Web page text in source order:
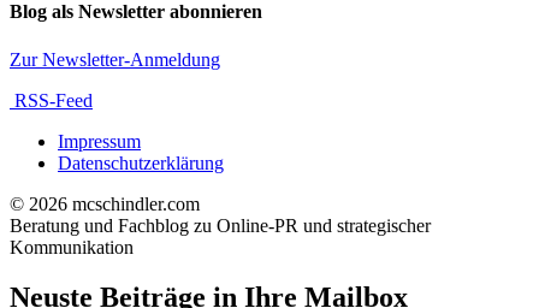
Blog als Newsletter abonnieren
Zur Newsletter-Anmeldung
RSS-Feed
Impressum
Datenschutzerklärung
© 2026 mcschindler.com
Beratung und Fachblog zu Online-PR und strategischer
Kommunikation
Neuste Beiträge in Ihre Mailbox